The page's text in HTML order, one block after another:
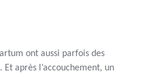
ont aussi parfois des
après l’accouchement, un